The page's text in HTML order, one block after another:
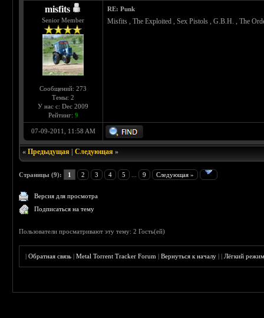
misfits
Senior Member
Сообщений: 273
Темы: 2
У нас с: Dec 2009
Рейтинг: 9
RE: Punk
Misfits , The Exploited , Sex Pistols , G.B.H. , The
07-09-2011, 11:58 AM
«Предыдущая |Следующая »
Страницы (9): 1 2 3 4 5 9 Следующая »
Версия для просмотра
Подписаться на тему
Пользователи просматривают эту тему: 2 Гость(ей)
|Обратная связь |Metal Torrent Tracker Forum |Вернуться к началу ||Лёгкий